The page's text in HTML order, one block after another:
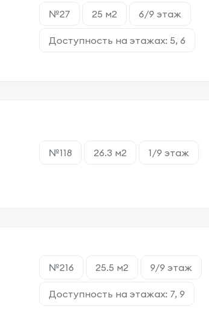
№27 25 м2 6/9 этаж
Доступность на этажах: 5, 6
№118 26.3 м2 1/9 этаж
№216 25.5 м2 9/9 этаж
Доступность на этажах: 7, 9